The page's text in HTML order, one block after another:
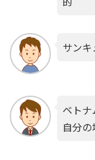
サン
ベト
自分